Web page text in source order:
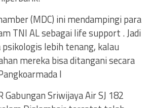
(MDC) ini mendampingi para
TNI AL sebagai life support . Jadi
lebih tenang, kalau
mereka bisa ditangani secara
I
Gabungan Sriwijaya Air SJ 182